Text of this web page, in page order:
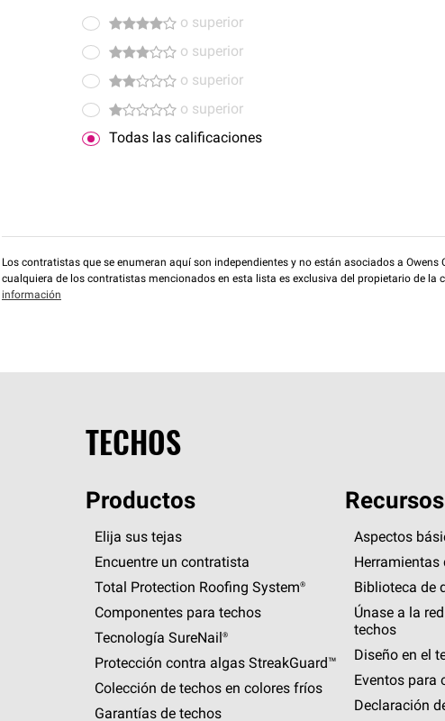
o superior
o superior
o superior
o superior
Todas las calificaciones
Los contratistas que se enumeran aquí son independientes y no están asociados a
cualquiera de los contratistas mencionados en esta lista es exclusiva del propietario de
información
TECHOS
Productos
Elija sus tejas
Encuentre un contratista
Total Protection Roofing System®
Componentes para techos
Tecnología SureNail®
Protección contra algas StreakGuard™
Colección de techos en colores fríos
Garantías de techos
Aspectos
Herramientas
Biblioteca de
Únase a la
techos
Diseño en el
Eventos para
Declaración